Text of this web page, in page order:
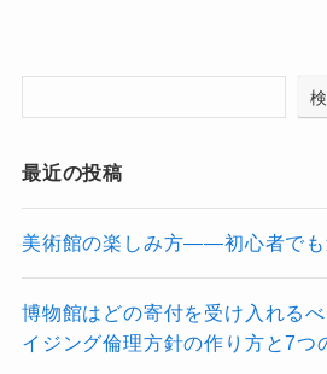
最近の投稿
美術館の楽しみ方――初心者でも
博物館はどの寄付を受け入れる
イジング倫理方針の作り方と7つ